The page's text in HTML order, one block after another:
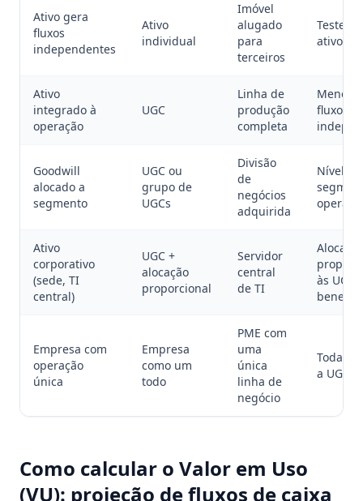
Ativo gera
fluxos
independentes
Ativo
individual
Imóvel
alugado
para
terceiros
Teste
ativo
Ativo
integrado à
operação
UGC
Linha de
produção
completa
Menor
fluxos
Goodwill
alocado a
segmento
UGC ou
grupo de
UGCs
Divisão
de
negócios
adquirida
Nível
Ativo
corporativo
(sede, TI
central)
UGC +
alocação
proporcional
Servidor
central
de TI
Alocar
às UGCs
Empresa com
operação
única
Empresa
como um
todo
PME com
uma
única
linha de
negócio
Toda a
a UGC
Como calcular o Valor em Uso
(VU): projeção de fluxos de caixa